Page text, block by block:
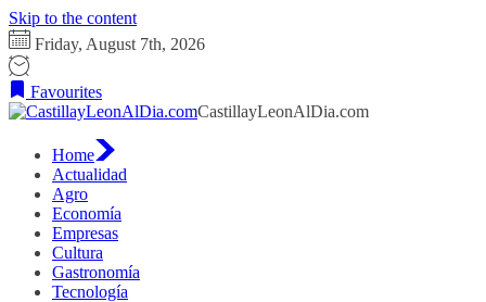
Skip to the content
Friday, August 7th, 2026
Favourites
CastillayLeonAlDia.com
Home
Actualidad
Agro
Economía
Empresas
Cultura
Gastronomía
Tecnología